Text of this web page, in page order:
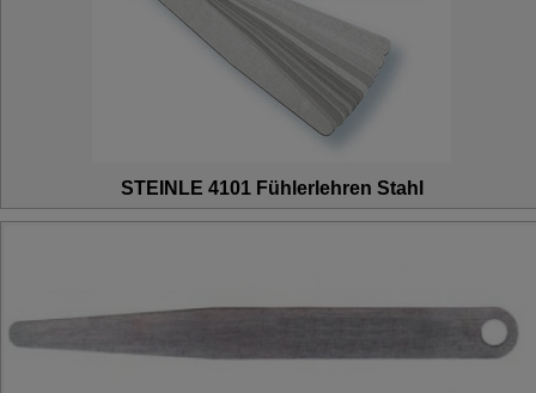
STEINLE 4101 Fühlerlehren Stahl